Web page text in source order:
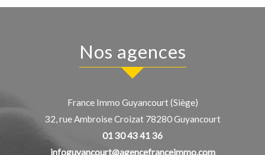
Nos agences
France Immo Guyancourt (Siège)
32, rue Ambroise Croizat 78280Guyancourt
01 30 43 41 36
infoguyancourt@agencefranceimmo.com